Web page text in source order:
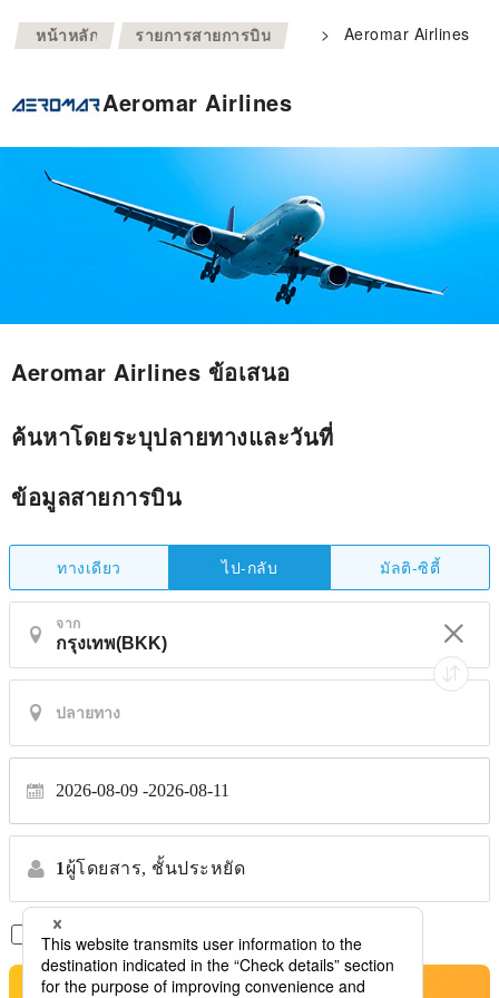
หน้าหลัก >
รายการสายการบิน > Aeromar Airlines
Aeromar Airlines
Aeromar Airlines ข้อเสนอ
ค้นหาโดยระบุปลายทางและวันที่
ข้อมูลสายการบิน
ทางเดียว ไป-กลับ มัลติ-ซิตี้
จาก
2026-08-09 2026-08-11
1 ผู้โดยสาร, ชั้นประหยัด
เที่ยวบินตรงเท่านั้น *ไม่รับการโอนย้าย
ค้นหาตั๋วเครื่องบินที่ดีที่สุด